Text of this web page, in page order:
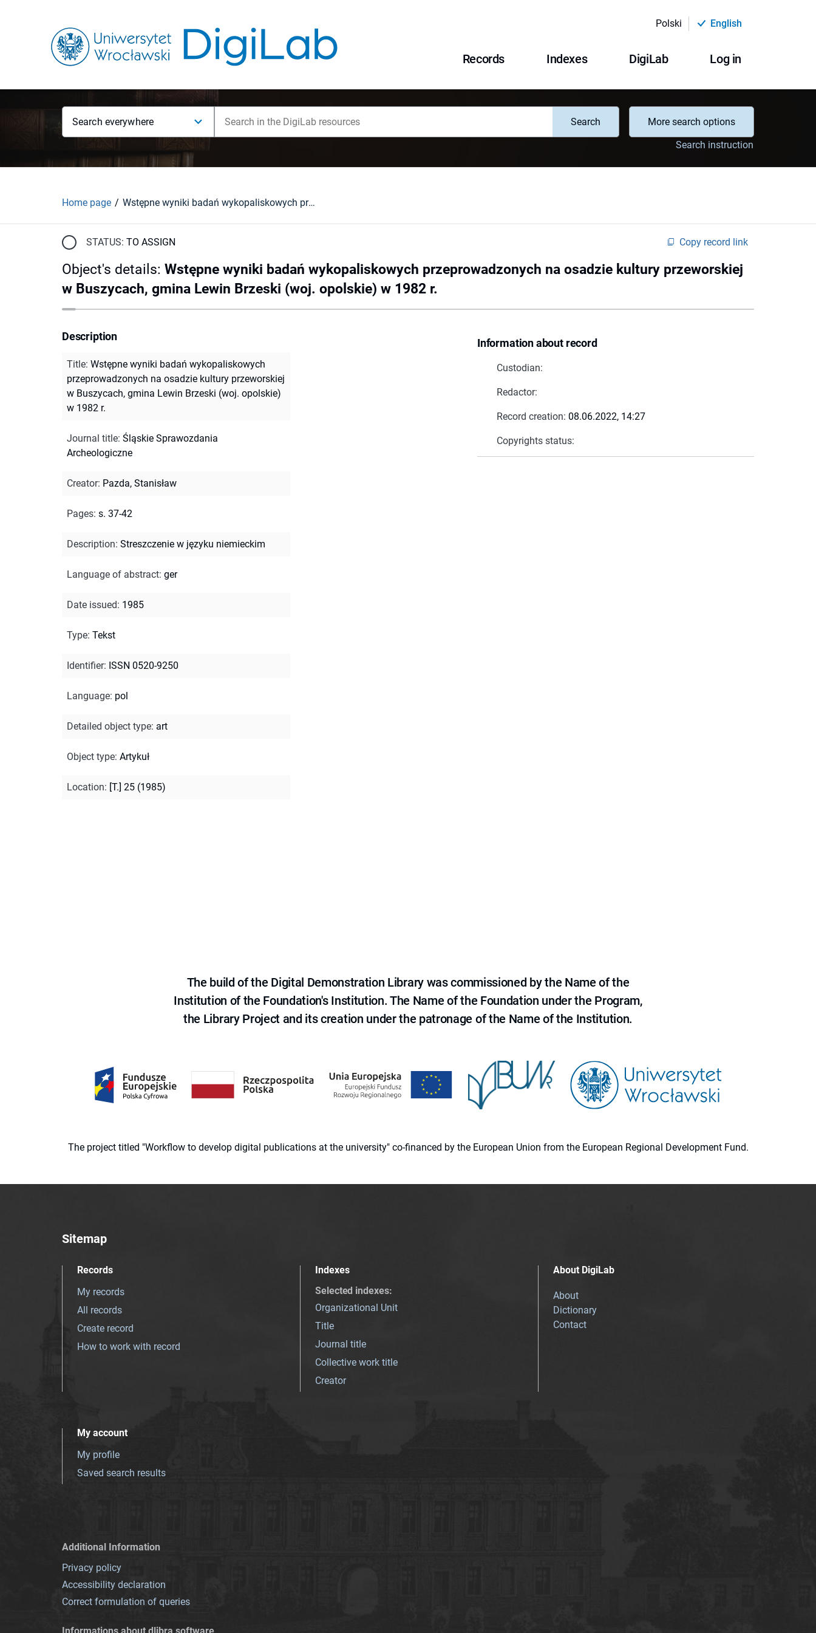
Polski English
Records Indexes DigiLab Log in
Search everywhere Search
More search options
Search instruction
Home page Wstępne wyniki badań wykopaliskowych przeprowadzonych na osadzie kultury przeworskiej w Buszycach, gmina Lewin Brzeski (woj. opolskie) w 1982 r.
STATUS: TO ASSIGN Copy record link
Object's details: Wstępne wyniki badań wykopaliskowych przeprowadzonych na osadzie kultury przeworskiej
w Buszycach, gmina Lewin Brzeski (woj. opolskie) w 1982 r.
Information about record
Custodian:
Redactor:
Record creation: 08.06.2022, 14:27
Copyrights status:
Description
Title: Wstępne wyniki badań wykopaliskowych
przeprowadzonych na osadzie kultury przeworskiej
w Buszycach, gmina Lewin Brzeski (woj. opolskie)
w 1982 r.
Journal title: Śląskie Sprawozdania
Archeologiczne
Creator: Pazda, Stanisław
Pages: s. 37-42
Description: Streszczenie w języku niemieckim
Language of abstract: ger
Date issued: 1985
Type: Tekst
Identifier: ISSN 0520-9250
Language: pol
Detailed object type: art
Object type: Artykuł
Location: [T.] 25 (1985)
The build of the Digital Demonstration Library was commissioned by the Name of the
Institution of the Foundation's Institution. The Name of the Foundation under the Program,
the Library Project and its creation under the patronage of the Name of the Institution.
The project titled "Workflow to develop digital publications at the university" co-financed by the European Union from the European Regional Development Fund.
Sitemap
Records
My records
All records
Create record
How to work with record
Indexes
Selected indexes:
Organizational Unit
Title
Journal title
Collective work title
Creator
About DigiLab
About
Dictionary
Contact
My account
My profile
Saved search results
Additional Information
Privacy policy
Accessibility declaration
Correct formulation of queries